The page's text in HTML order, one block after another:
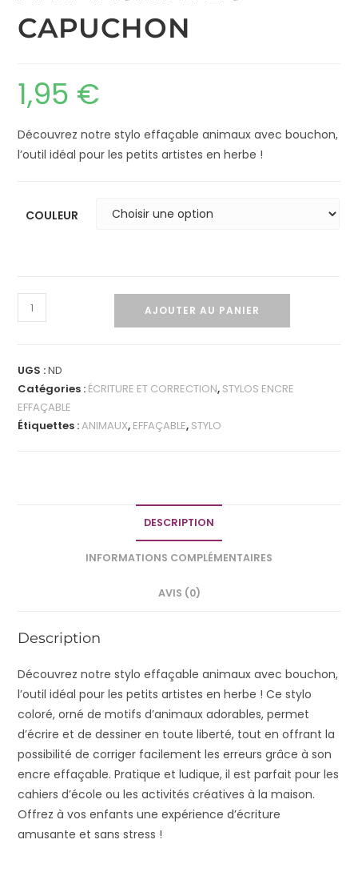
CAPUCHON
1,95 €
Découvrez notre stylo effaçable animaux avec bouchon,
l’outil idéal pour les petits artistes en herbe !
COULEUR
AJOUTER AU PANIER
UGS :ND
Catégories : ÉCRITURE ET CORRECTION, STYLOS ENCRE
EFFAÇABLE
Étiquettes :ANIMAUX, EFFAÇABLE, STYLO
DESCRIPTION
INFORMATIONS COMPLÉMENTAIRES
AVIS (0)
Description
Découvrez notre stylo effaçable animaux avec bouchon,
l’outil idéal pour les petits artistes en herbe ! Ce stylo
coloré, orné de motifs d’animaux adorables, permet
d’écrire et de dessiner en toute liberté, tout en offrant la
possibilité de corriger facilement les erreurs grâce à son
encre effaçable. Pratique et ludique, il est parfait pour les
cahiers d’école ou les activités créatives à la maison.
Offrez à vos enfants une expérience d’écriture
amusante et sans stress !